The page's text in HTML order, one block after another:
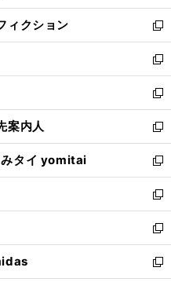
開
く
ウ
で
開
く
ン
ド
ウ
で
開
く
ウ
ィ
ン
ド
ウ
で
開
く
ィクション
新
し
い
ウ
ィ
ン
ド
ウ
で
開
く
新
し
い
ウ
ィ
ン
ド
ウ
で
開
く
新
し
い
ウ
ィ
ン
ド
ウ
で
開
く
案内人
新
し
い
ウ
ィ
ン
ド
ウ
で
開
みタイ yomitai
新
し
い
ウ
ィ
ン
ド
ウ
新
し
い
ウ
ィ
ン
新
し
い
ウ
新
し